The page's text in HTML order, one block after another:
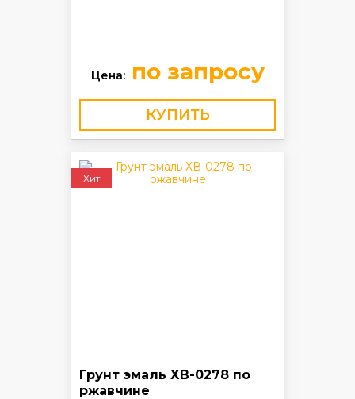
Цена:по запросу
КУПИТЬ
Хит
Грунт эмаль ХВ-0278 по
ржавчине